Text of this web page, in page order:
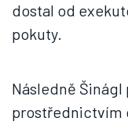
dostal od
pokuty.
Následně Šinágl
prostřednictvím